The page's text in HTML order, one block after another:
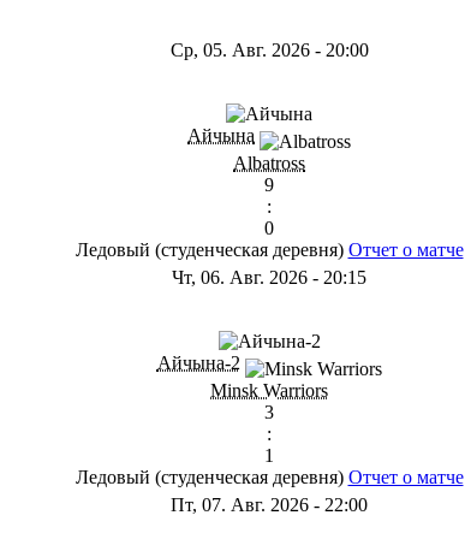
Ср, 05. Авг. 2026- 20:00
Айчына
Albatross
9
:
0
Ледовый (студенческая деревня) Отчет о матче
Чт, 06. Авг. 2026 - 20:15
Айчына-2
Minsk Warriors
3
:
1
Ледовый (студенческая деревня) Отчет о матче
Пт, 07. Авг. 2026 - 22:00